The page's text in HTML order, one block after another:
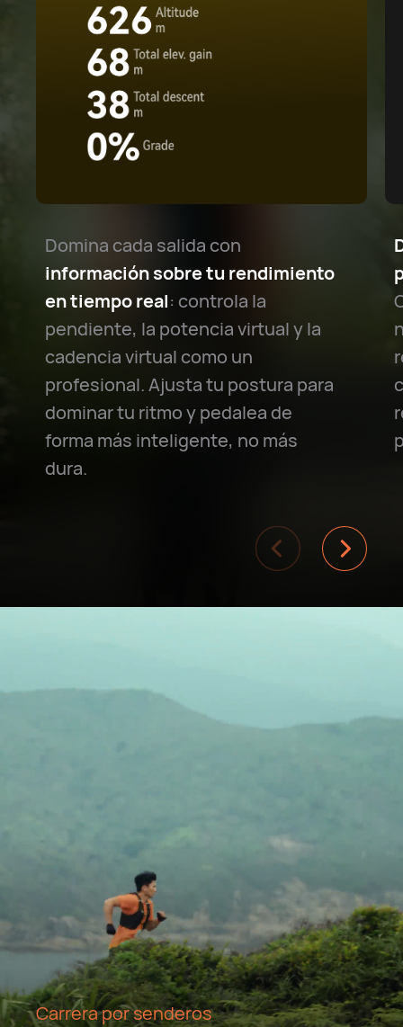
Domina cada salida con
información sobre tu rendimiento
en tiempo real: controla la
pendiente, la potencia virtual y la
cadencia virtual como un
profesional. Ajusta tu postura para
dominar tu ritmo y pedalea de
forma más inteligente, no más
dura.
Carrera por senderos